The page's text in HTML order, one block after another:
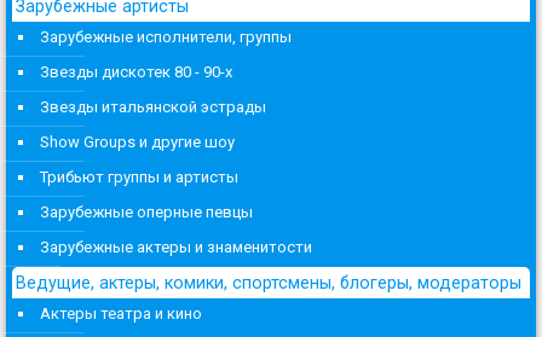
Зарубежные артисты
Зарубежные исполнители, группы
Звезды дискотек 80 - 90-х
Звезды итальянской эстрады
Show Groups и другие шоу
Трибьют группы и артисты
Зарубежные оперные певцы
Зарубежные актеры и знаменитости
Ведущие, актеры, комики, спортсмены, блогеры, модераторы
Актеры театра и кино